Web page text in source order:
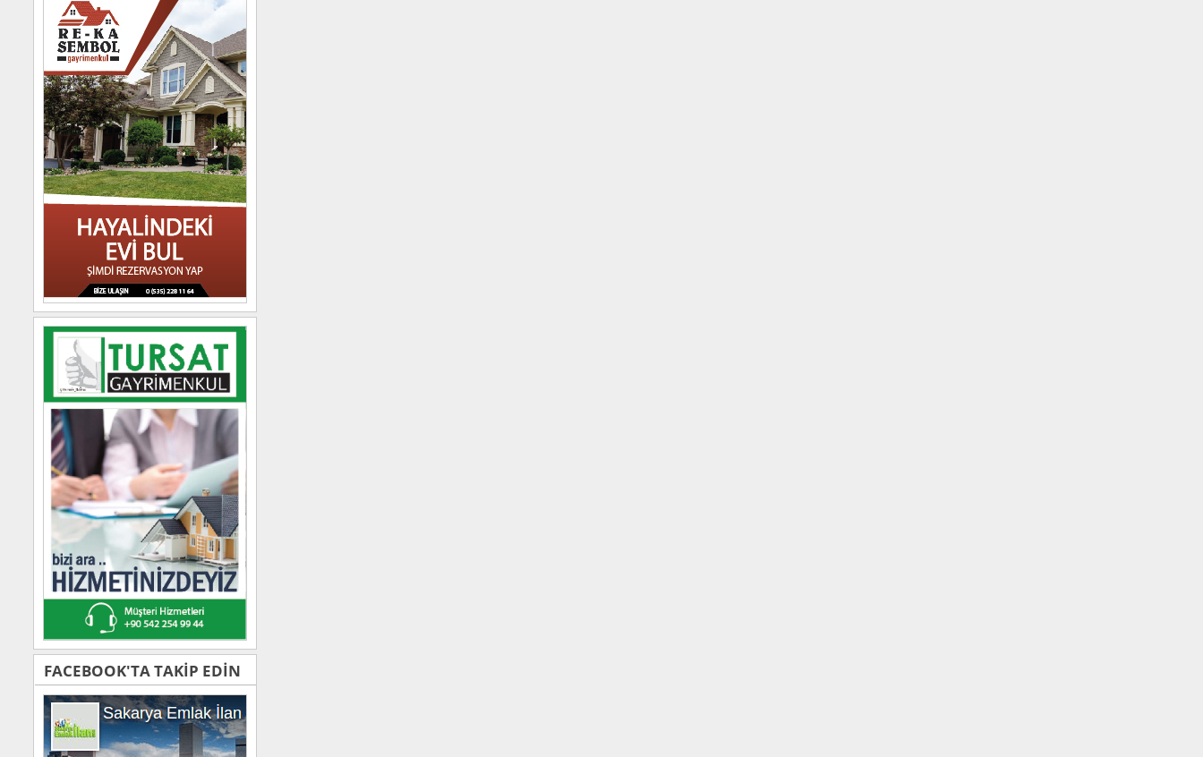
FACEBOOK'TA TAKİP EDİN